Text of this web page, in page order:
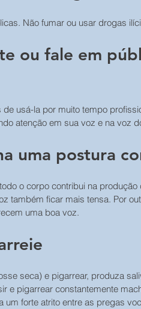
Não fumar ou usar drogas
ou fale em
usá-la por muito tempo
atenção em sua voz e na voz
uma postura
o corpo contribui na
também ficar mais tensa. Por
uma boa voz.
seca) e pigarrear, produza
e pigarrear constantemente
um forte atrito entre as pregas